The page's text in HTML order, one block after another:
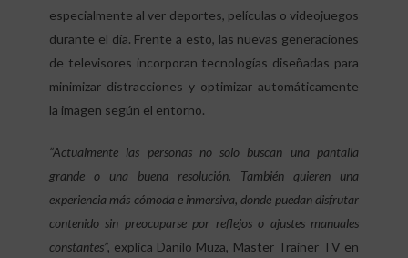
especialmente al ver deportes, películas o videojuegos
durante el día. Frente a esto, las nuevas generaciones
de televisores incorporan tecnologías diseñadas para
minimizar distracciones y optimizar automáticamente
la imagen según el entorno.
“Actualmente las personas no solo buscan una pantalla
grande o una buena resolución. También quieren una
experiencia más cómoda e inmersiva, donde puedan disfrutar
contenido sin preocuparse por reflejos o ajustes manuales
constantes”, explica Danilo Muza, Master Trainer TV en